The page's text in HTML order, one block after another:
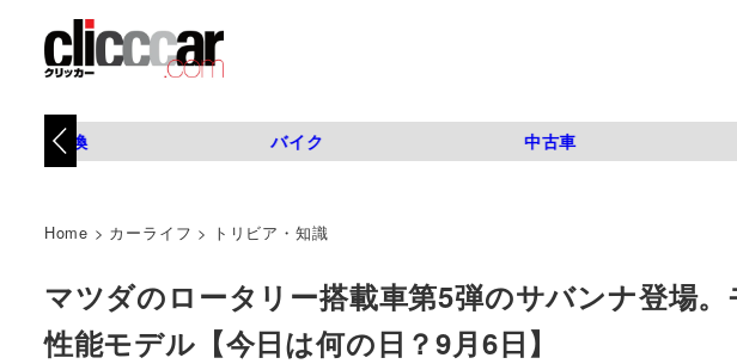
タイヤ交換 バイク 中古車
Home > カーライフ > トリビア・知識
マツダのロータリー搭載車第5弾のサバンナ登場
性能モデル【今日は何の日？9月6日】